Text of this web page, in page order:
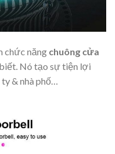
chức năng chuông cửa
Nó tạo sự tiện lợi
& nhà phố…